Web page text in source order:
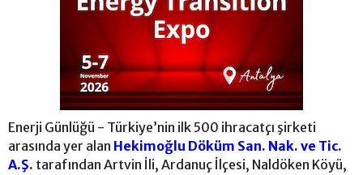
Enerji Günlüğü - Türkiye’nin ilk 500 ihracatçı şirketi
arasında yer alan Hekimoğlu Döküm San. Nak. ve Tic.
A.Ş. tarafından Artvin İli, Ardanuç İlçesi, Naldöken Köyü,